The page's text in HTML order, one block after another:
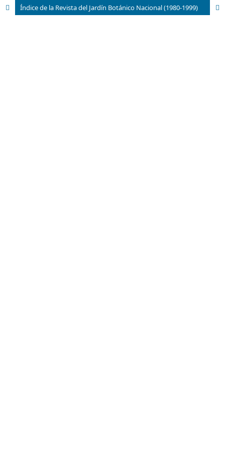
Índice de la Revista del Jardín Botánico Nacional (1980-1999)